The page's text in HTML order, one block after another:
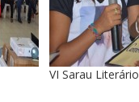
VI Sarau Literário